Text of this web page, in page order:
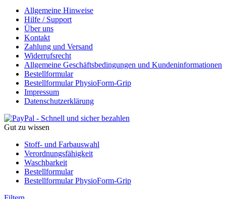
Allgemeine Hinweise
Hilfe / Support
Über uns
Kontakt
Zahlung und Versand
Widerrufsrecht
Allgemeine Geschäftsbedingungen und Kundeninformationen
Bestellformular
Bestellformular PhysioForm-Grip
Impressum
Datenschutzerklärung
Gut zu wissen
Stoff- und Farbauswahl
Verordnungsfähigkeit
Waschbarkeit
Bestellformular
Bestellformular PhysioForm-Grip